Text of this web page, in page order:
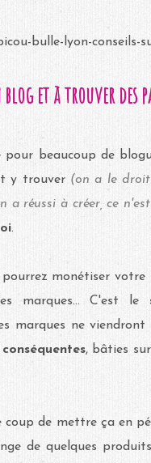
et à trouver des
pour beaucoup de
y trouver (on a le droit
réussi à créer, ce
.
pourrez monétiser
marques... C'est le
marques ne
, bâties
coup de mettre ça en
de quelques